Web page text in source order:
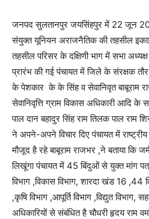
जनपद सुलतानपुर जयसिंहपुर में 22 जून
संयुक्त यूनियन अराजनैतिक की तहसील
तहसील परिसर के दक्षिणी भाग में सभा अध्यक्ष
प्रारंभ की गई पंचायत में जिले के संरक्षक तौर
के पेशकार के के सिंह व सेवानिवृत बाबूराम
सेवानिवृत्ति ग्राम विकास अधिकारी आदि के
पाल दान बहादुर सिंह राम तिलक पाल राम
ने अपने-अपने विचार दिए पंचायत में राष्ट्रीय
मौजूद है रहे बाबूराम राजभर ,ने बताया कि
लिखूंगा पंचायत में 45 बिंदुओं से युक्त मांग
विभाग ,विकास विभाग, शारदा खंड 16 ,44
,कृषि विभाग ,आपूर्ति विभाग ,विद्युत विभाग,
अधिकारियों से संबंधित है चौधरी हृदय राम